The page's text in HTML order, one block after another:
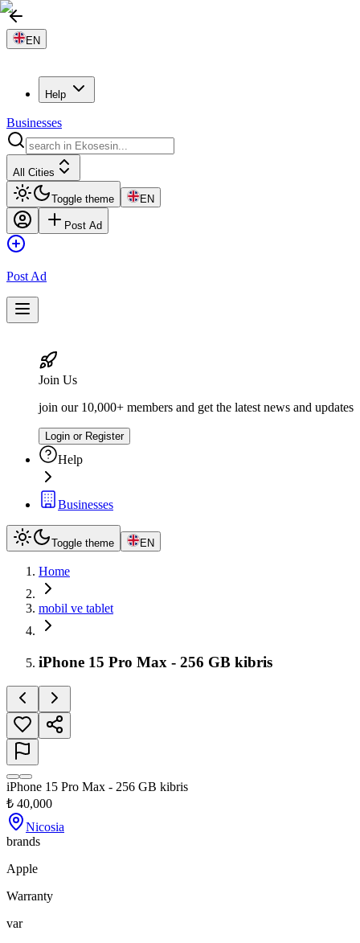
EN
Help
Businesses
All Cities
Toggle theme EN
Post Ad
Post Ad
Join Us
join our 10,000+ members and get the latest news and updates
Login or Register
Help
Businesses
Toggle theme EN
Home
mobil ve tablet
iPhone 15 Pro Max - 256 GB kibris
iPhone 15 Pro Max - 256 GB kibris
₺ 40,000
Nicosia
brands
Apple
Warranty
var